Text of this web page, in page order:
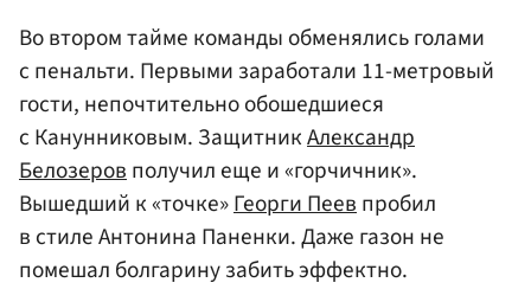
Во втором тайме команды обменялись голами
с пенальти. Первыми заработали 11-метровый
гости, непочтительно обошедшиеся
с Канунниковым. ЗащитникАлександр
Белозеровполучил еще и «горчичник».
Вышедший к «точке»Георги Пеевпробил
в стиле Антонина Паненки. Даже газон не
помешал болгарину забить эффектно.